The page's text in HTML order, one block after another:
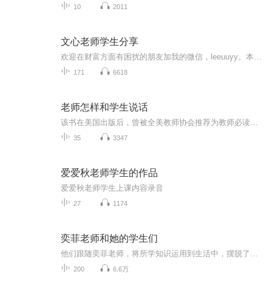
10 2011
文心老师学生分享
171 6618
老师怎样和学生说话
35 3347
爱爱秋老师学生的作品
爱爱秋老师学生上课内容录音
27 1174
奕菲老师和她的学生们
200 6.6万